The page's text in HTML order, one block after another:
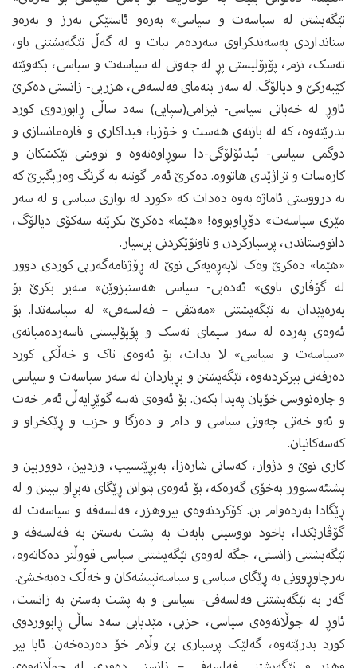
تێگه‌یشتن له‌ سیاسه‌ت و سیاسی» به‌ره‌و ئاستێکی به‌رز و به‌ره‌و
ستانداردی په‌سه‌ندکراوی سه‌رده‌م ببات و له‌ گه‌ڵ تێگه‌یشتنی باو،
ته‌سک، نزم، پۆپۆلیستی پڕ له‌ چه‌وتی له‌ سیاسه‌ت و سیاسی، بکه‌وێته‌
کێبه‌رکێ و دیالۆگ. له‌ سه‌ر بنه‌مای فه‌لسه‌فی، هزریی- زانستی ده‌کرێ
ئاوڕ له‌ خه‌باتی سیاسی- نیزامی(سپایی) سه‌د ساڵی ڕابوردوی کورد
بدرێته‌وه‌، که‌ له‌ بازنه‌ی هه‌ست و خۆزیا، فیداکاری و قاره‌مانسازی و
دوگمی سیاسی- ئیدئۆلۆگی-دا سوڕاوه‌ته‌وه‌ و تووشی تێکشکان و
کاره‌سات و تراژێدی هاتووه‌. ده‌کرێ ئه‌م گوتنه‌ به‌ گرنگ وه‌ربگیرێ که‌
به‌ درووستی ئاماژه‌ به‌وه‌ ده‌دات که‌ «کورد له‌ بواری سیاسی و له‌ سه‌ر
مێزی سیاسه‌ت» دۆڕاوبووه‌! «هێما» ده‌کرێ بکرێته‌ سه‌کۆی دیالۆگ،
دانووستاندن، پرسیارکردن و تاوتۆێکردنی پرسیار.
«هێما» ده‌کرێ وەک لاپه‌ڕه‌یه‌کی نوێ له‌ ڕۆژنامه‌گه‌ریی کوردی دوور
له‌ گۆڤاری باوی» ئه‌ده‌بی- سیاسی هه‌ستبزوێن» سەیر بکرێ بۆ
په‌ره‌پێدان به‌ تێگه‌یشتنی «مه‌نتقی – فه‌لسه‌فی» له‌ سیاسه‌تدا. بۆ
ئەوەی په‌رده‌ له‌ سه‌ر سیمای ته‌سک و پۆپۆلیستی ناسه‌رده‌میانه‌ی
«سیاسه‌ت و سیاسی» لا بدات، بۆ ئه‌وه‌ی تاک و خه‌ڵکی کورد
ده‌رفه‌تی بیرکردنه‌وه‌، تێگه‌یشتن و بڕیاردان له‌ سه‌ر سیاسه‌ت و سیاسی
و چاره‌نووسی خۆیان په‌یدا بکه‌ن. بۆ ئه‌وه‌ی نه‌بنه‌ گوێڕایه‌ڵی ئه‌م خه‌ت
و ئه‌و خه‌تی چه‌وتی سیاسی و دام و ده‌زگا و حزب و ڕێکخراو و
که‌سه‌کانیان.
کاری نوێ و دژوار، که‌سانی شاره‌زا، به‌پڕێنسیپ، وردبین، دووربین و
پشتئه‌ستوور به‌خۆی گه‌ره‌که‌، بۆ ئه‌وه‌ی‌ بتوانن ڕێگای نه‌بڕاو ببینن و له‌
ڕێگادا به‌رده‌وام بن. کۆکردنه‌وه‌ی بیروهزر، فه‌لسه‌فه‌ و سیاسه‌ت له‌
گۆڤارێکدا، یاخود نووسینی بابه‌ت به‌ پشت به‌ستن به‌ فه‌لسه‌فه‌ و
تێگه‌یشتنی زانستی، جگه‌ له‌وه‌ی تێگه‌یشتنی سیاسی قووڵتر ده‌کاته‌وه‌،
به‌رچاوڕوونی به‌ ڕێگای سیاسی و سیاسه‌تپیشه‌کان و خه‌ڵک‌ ده‌به‌خشێ.
گه‌ر به‌ تێگه‌یشتنی فه‌لسه‌فی- سیاسی و به‌ پشت به‌ستن به‌ زانست،
ئاوڕ له‌ جوڵانه‌وه‌ی سیاسی، حزبی، مێدیایی سه‌د ساڵی ڕابووردوی
کورد بدرێته‌وه‌، گه‌لێک پرسیاری بێ وڵام خۆ ده‌رده‌خه‌ن. ئایا بیر